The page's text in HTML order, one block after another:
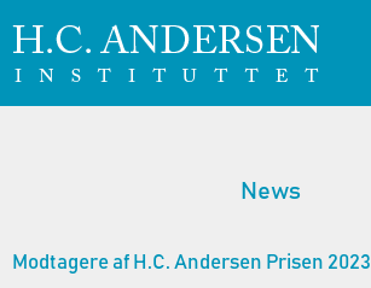
News
Modtagere af H.C. Andersen Prisen 2023